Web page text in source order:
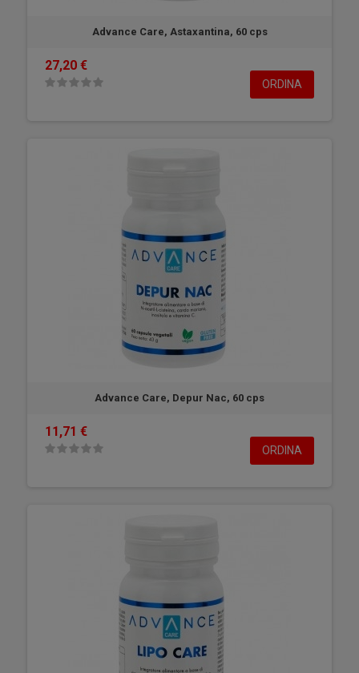
Advance Care, Astaxantina, 60 cps
27,20 €
ORDINA
Advance Care, Depur Nac, 60 cps
11,71 €
ORDINA